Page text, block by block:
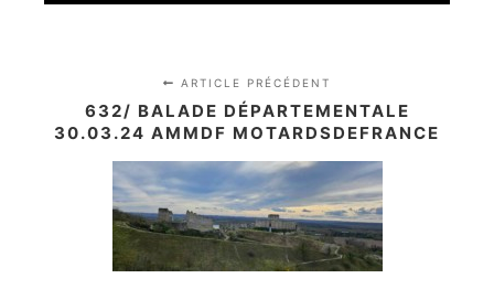
ARTICLE PRÉCÉDENT
632/ BALADE DÉPARTEMENTALE
30.03.24 AMMDF MOTARDSDEFRANCE